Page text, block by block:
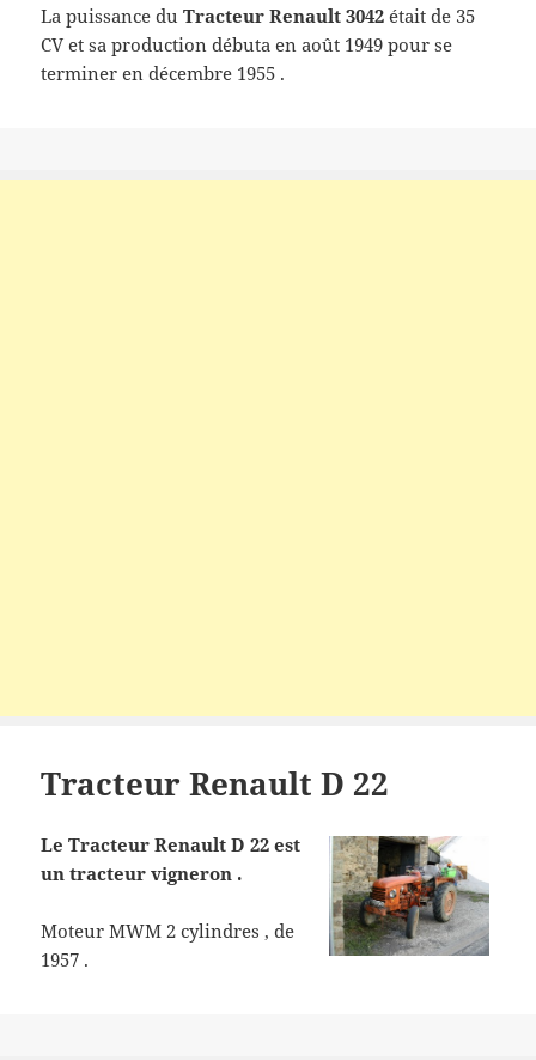
La puissance duTracteur Renault 3042 était de 35
CV et sa production débuta en août 1949 pour se
terminer en décembre 1955 .
Tracteur Renault D 22
Le Tracteur Renault D 22 est
un tracteur vigneron .
Moteur MWM 2 cylindres , de
1957 .